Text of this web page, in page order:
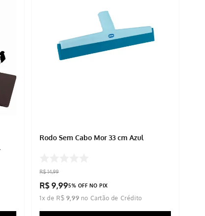
Rodo Sem Cabo Mor 33 cm Azul
R$ 14,99
R$ 9,995% OFF NO PIX
1x de R$ 9,99